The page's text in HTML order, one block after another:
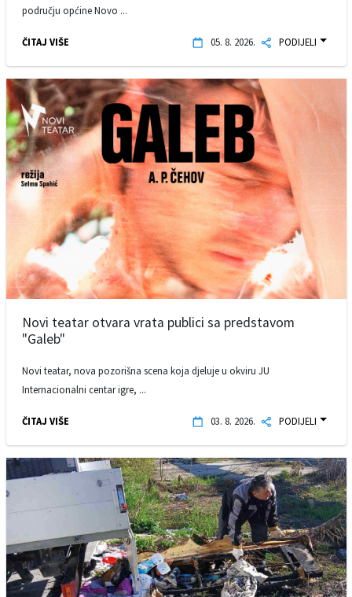
području općine Novo ...
ČITAJ VIŠE 05. 8. 2026. PODIJELI
Novi teatar otvara vrata publici sa predstavom
"Galeb"
Novi teatar, nova pozorišna scena koja djeluje u okviru JU
Internacionalni centar igre, ...
ČITAJ VIŠE 03. 8. 2026. PODIJELI